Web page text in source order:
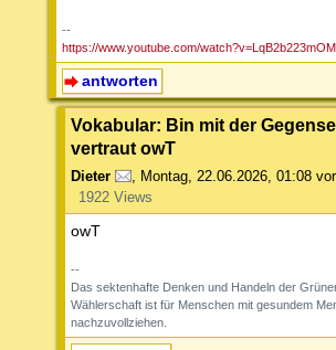
--
https://www.youtube.com/watch?v=LqB2b223mOM
antworten
Vokabular: Bin mit der
vertraut owT
Dieter , Montag, 22.06.2026, 01:08
1922 Views
owT
--
Das sektenhafte Denken und Handeln der
Wählerschaft ist für Menschen mit gesundem
nachzuvollziehen.